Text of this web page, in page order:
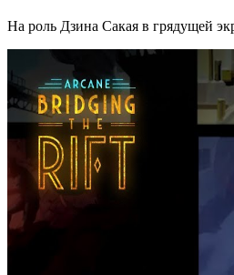
На роль Дзина Сакая в грядущей